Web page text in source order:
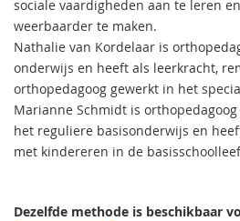
sociale vaardigheden aan te leren
weerbaarder te maken.
Nathalie van Kordelaar is
onderwijs en heeft als leerkracht,
orthopedagoog gewerkt in het
Marianne Schmidt is
het reguliere basisonderwijs en
met kindereren in de
Dezelfde methode is beschikbaar